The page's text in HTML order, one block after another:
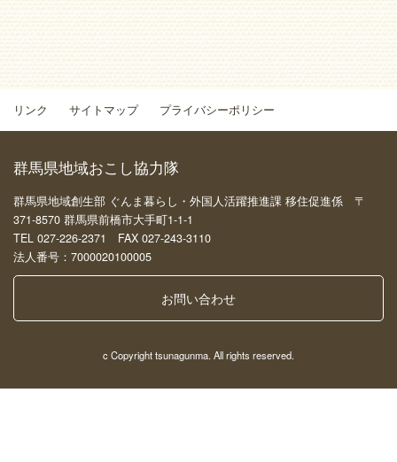
リンク サイトマップ プライバシーポリシー
群馬県地域おこし協力隊
群馬県地域創生部 ぐんま暮らし・外国人活躍推進課 移住促進係 〒
371-8570 群馬県前橋市大手町1-1-1
TEL 027-226-2371 FAX 027-243-3110
法人番号：7000020100005
お問い合わせ
c Copyright tsunagunma. All rights reserved.